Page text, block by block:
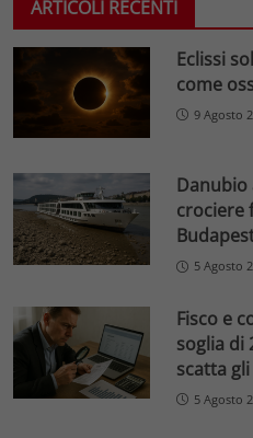
ARTICOLI RECENTI
Eclissi
come
9 Agosto
Danubio
crociere
5 Agosto
Fisco e
soglia di
scatta
5 Agosto